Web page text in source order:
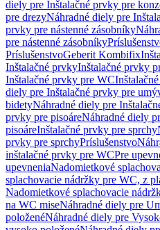
diely pre Inštalačné prvky pre
pre drezyNáhradné diely pre
prvky pre nástenné zásobníky
pre nástenné zásobníky
PríslušenstvoGeberit Kombifix
Inštalačné prvkyInštalačné prvky
Inštalačné prvky pre WC
diely pre Inštalačné prvky pre
bidetyNáhradné diely pre
prvky pre pisoáreNáhradné diely
pisoáreInštalačné prvky pre sprchy
prvky pre sprchyPríslušenstvo
inštalačné prvky pre WCPre
upevneniaNadomietkové
splachovacie nádržky pre WC, z
Nadomietkové splachovacie
na WC miseNáhradné diely pre
položenéNáhradné diely pre